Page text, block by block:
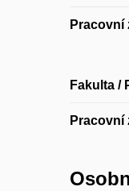
Pracovní
Fakulta /
Pracovní